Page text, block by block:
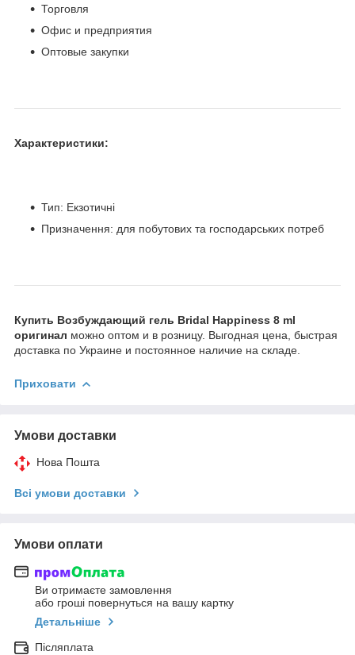
Торговля
Офис и предприятия
Оптовые закупки
Характеристики:
Тип: Екзотичні
Призначення: для побутових та господарських потреб
Купить Возбуждающий гель Bridal Happiness 8 ml
оригинал можно оптом и в розницу. Выгодная цена, быстрая
доставка по Украине и постоянное наличие на складе.
Приховати
Умови доставки
Нова Пошта
Всі умови доставки
Умови оплати
Ви отримаєте замовлення
або гроші повернуться на вашу картку
Детальніше
Післяплата